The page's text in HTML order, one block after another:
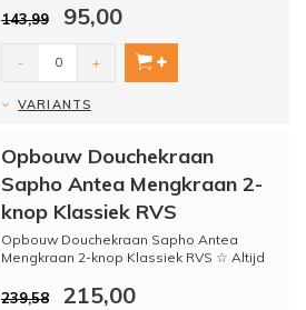
143,99 95,00
- +
VARIANTS
Opbouw Douchekraan
Sapho Antea Mengkraan 2-
knop Klassiek RVS
Opbouw Douchekraan Sapho Antea
Mengkraan 2-knop Klassiek RVS ☆ Altijd
239,58 215,00